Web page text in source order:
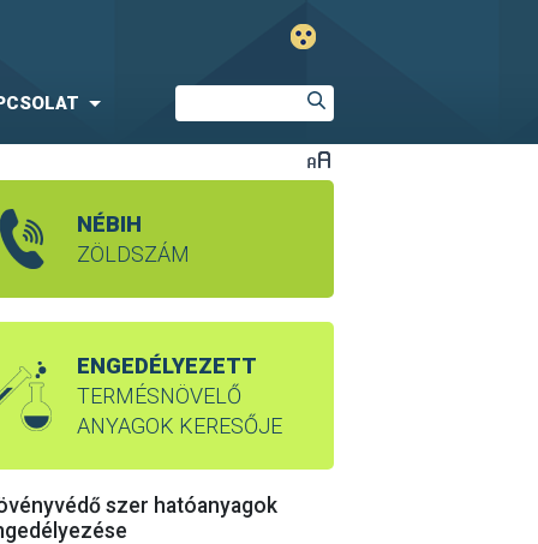
NÉBIH
ZÖLDSZÁM
ENGEDÉLYEZETT
TERMÉSNÖVELŐ
ANYAGOK KERESŐJE
szer hatóanyagok